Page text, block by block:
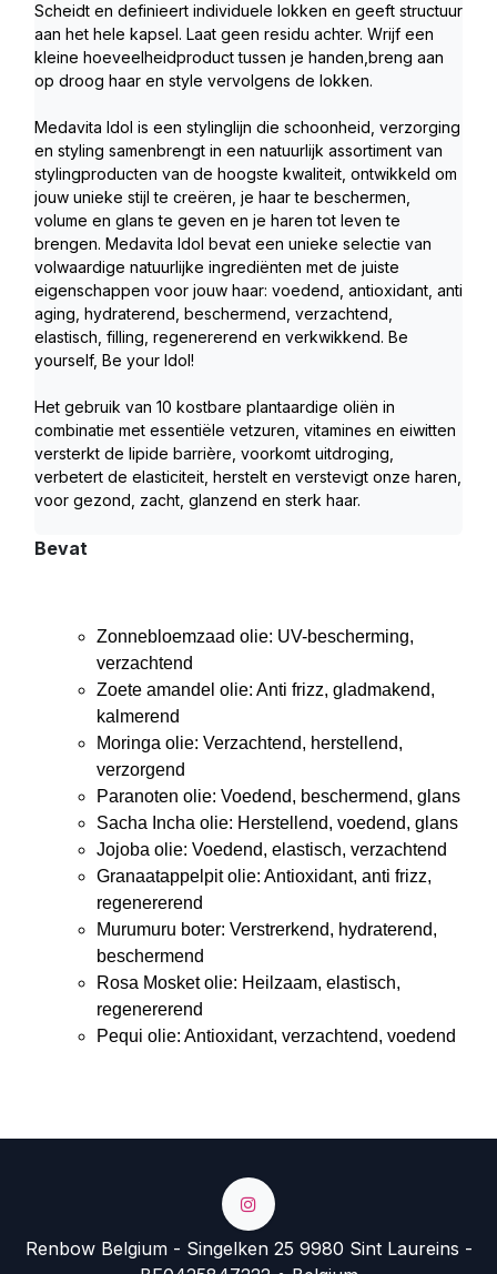
Scheidt en definieert individuele lokken en geeft structuur
aan het hele kapsel. Laat geen residu achter. Wrijf een
kleine hoeveelheidproduct tussen je handen,breng aan
op droog haar en style vervolgens de lokken.
Medavita Idol is een stylinglijn die schoonheid, verzorging
en styling samenbrengt in een natuurlijk assortiment van
stylingproducten van de hoogste kwaliteit, ontwikkeld om
jouw unieke stijl te creëren, je haar te beschermen,
volume en glans te geven en je haren tot leven te
brengen. Medavita Idol bevat een unieke selectie van
volwaardige natuurlijke ingrediënten met de juiste
eigenschappen voor jouw haar: voedend, antioxidant, anti
aging, hydraterend, beschermend, verzachtend,
elastisch, filling, regenererend en verkwikkend. Be
yourself, Be your Idol!
Het gebruik van 10 kostbare plantaardige oliën in
combinatie met essentiële vetzuren, vitamines en eiwitten
versterkt de lipide barrière, voorkomt uitdroging,
verbetert de elasticiteit, herstelt en verstevigt onze haren,
voor gezond, zacht, glanzend en sterk haar.
Bevat
Zonnebloemzaad olie: UV-bescherming,
verzachtend
Zoete amandel olie: Anti frizz, gladmakend,
kalmerend
Moringa olie: Verzachtend, herstellend,
verzorgend
Paranoten olie: Voedend, beschermend, glans
Sacha Incha olie: Herstellend, voedend, glans
Jojoba olie: Voedend, elastisch, verzachtend
Granaatappelpit olie: Antioxidant, anti frizz,
regenererend
Murumuru boter: Verstrerkend, hydraterend,
beschermend
Rosa Mosket olie: Heilzaam, elastisch,
regenererend
Pequi olie: Antioxidant, verzachtend, voedend
Renbow Belgium - Singelken 25 9980 Sint Laureins -